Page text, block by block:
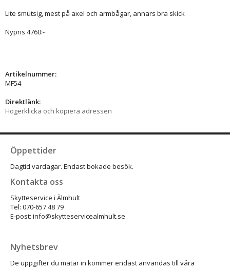
Lite smutsig, mest på axel och armbågar, annars bra skick
Nypris 4760:-
Artikelnummer:
MF54
Direktlänk:
Högerklicka och kopiera adressen
Öppettider
Dagtid vardagar. Endast bokade besök.
Kontakta oss
Skytteservice i Älmhult
Tel: 070-657 48 79
E-post: info@skytteservicealmhult.se
Nyhetsbrev
De uppgifter du matar in kommer endast användas till våra